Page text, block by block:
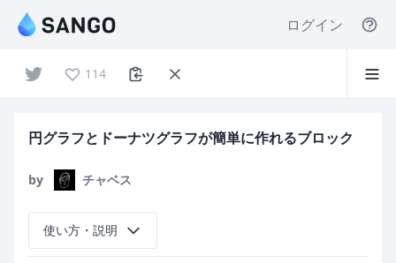
ログイン
114
円グラフとドーナツグラフが簡単に作れるブロック
by チャベス
使い方・説明